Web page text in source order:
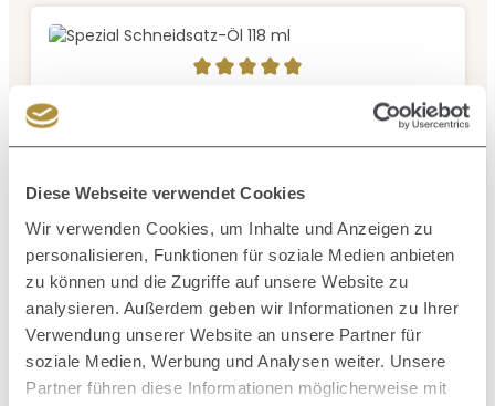
Diese Webseite verwendet Cookies
Wir verwenden Cookies, um Inhalte und Anzeigen zu
personalisieren, Funktionen für soziale Medien anbieten
zu können und die Zugriffe auf unsere Website zu
analysieren. Außerdem geben wir Informationen zu Ihrer
Verwendung unserer Website an unsere Partner für
soziale Medien, Werbung und Analysen weiter. Unsere
Partner führen diese Informationen möglicherweise mit
Inhalt:0.1183 Liter(49,87 € / 1 Liter)